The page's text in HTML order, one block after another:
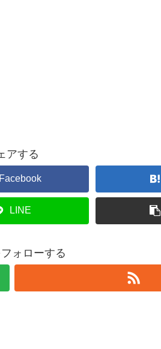
アする
Facebook
LINE
ォローする